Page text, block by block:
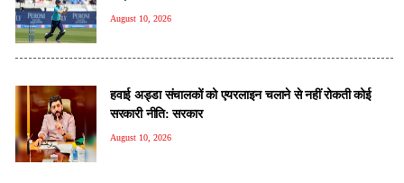
August 10, 2026
हवाई अड्डा संचालकों को एयरलाइन चलाने से नहीं रोकती कोई
सरकारी नीति: सरकार
August 10, 2026